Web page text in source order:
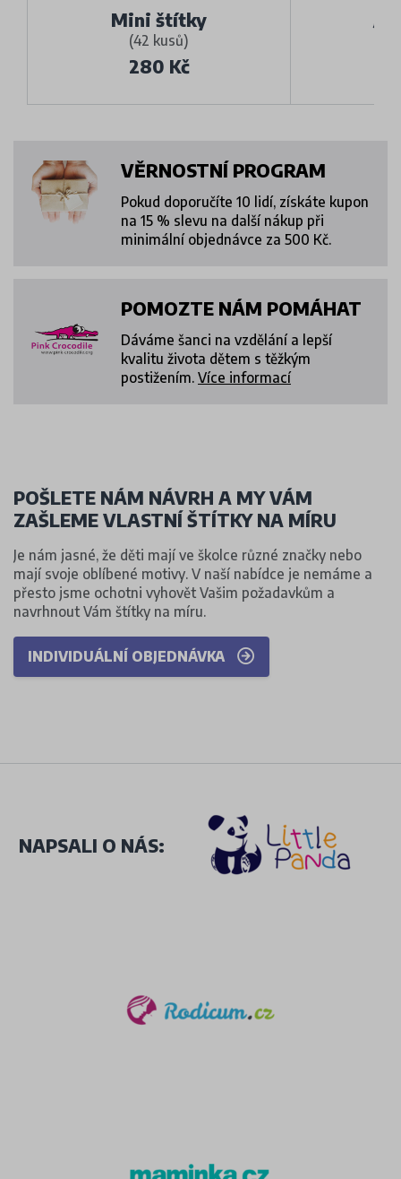
Mini štítky
(42 kusů)
280 Kč
VĚRNOSTNÍ PROGRAM
Pokud doporučíte 10 lidí, získáte kupon
na 15 % slevu na další nákup při
minimální objednávce za 500 Kč.
POMOZTE NÁM POMÁHAT
Dáváme šanci na vzdělání a lepší
kvalitu života dětem s těžkým
postižením. Více informací
POŠLETE NÁM NÁVRH A MY VÁM
ZAŠLEME VLASTNÍ ŠTÍTKY NA MÍRU
Je nám jasné, že děti mají ve školce různé značky nebo
mají svoje oblíbené motivy. V naší nabídce je nemáme a
přesto jsme ochotni vyhovět Vašim požadavkům a
navrhnout Vám štítky na míru.
INDIVIDUÁLNÍ OBJEDNÁVKA
NAPSALI O NÁS: